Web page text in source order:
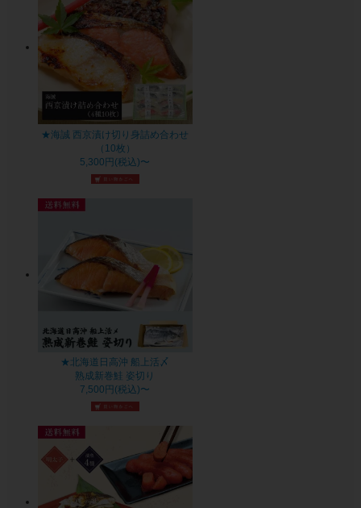
★海誠 西京漬け切り身詰め合わせ
（10枚）
5,300円(税込)〜
★北海道日高沖 船上活〆
熟成新巻鮭 姿切り
7,500円(税込)〜